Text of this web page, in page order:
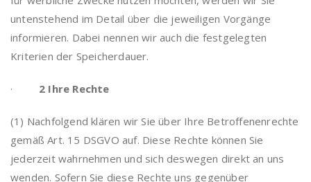
untenstehend im Detail über die jeweiligen Vorgänge
informieren. Dabei nennen wir auch die festgelegten
Kriterien der Speicherdauer.
· 2 Ihre Rechte
(1) Nachfolgend klären wir Sie über Ihre Betroffenenrechte
gemäß Art. 15 DSGVO auf. Diese Rechte können Sie
jederzeit wahrnehmen und sich deswegen direkt an uns
wenden. Sofern Sie diese Rechte uns gegenüber